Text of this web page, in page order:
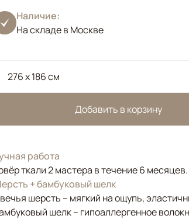
Наличие:
На складе в Москве
276 x 186 см
Добавить в корзину
работа
ткали 2 мастера в течение 6 месяцев.
+ бамбуковый шелк
шерсть – мягкий на ощупь,
шелк – гипоаллергенное